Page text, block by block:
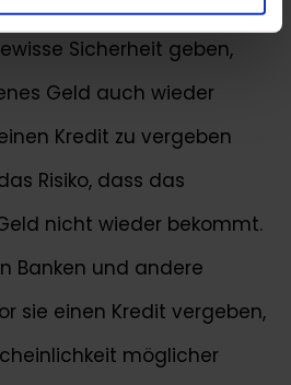
sind wichtig, da sie dem
Sicherheit geben,
Geld auch wieder
Kredit zu vergeben
Risiko, dass das
nicht wieder bekommt.
Banken und andere
sie einen Kredit vergeben,
möglicher